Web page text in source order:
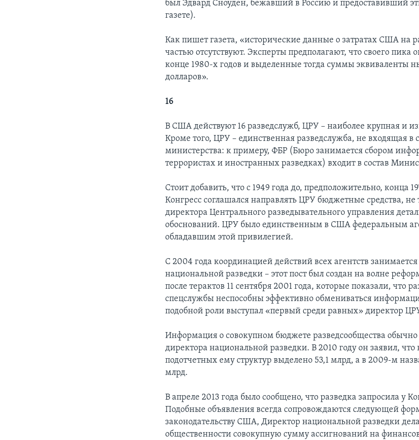
был Эдвард Сноуден, бежавший в Россию и предоставивший
газете).
Как пишет газета, «исторические данные о затратах США на
частью отсутствуют. Эксперты предполагают, что своего пика
конце 1980-х годов и выделенные тогда суммы эквиваленты
долларов».
16
В США действуют 16 разведслужб, ЦРУ – наиболее крупная и
Кроме того, ЦРУ – единственная разведслужба, не входящая в
министерства: к примеру, ФБР (Бюро занимается сбором
террористах и иностранных разведках) входит в состав
Стоит добавить, что с 1949 года до, предположительно, конца
Конгресс соглашался направлять ЦРУ бюджетные средства, не
директора Центрального разведывательного управления
обоснований. ЦРУ было единственным в США федеральным
обладавшим этой привилегией.
С 2004 года координацией действий всех агентств
национальной разведки – этот пост был создан на волне
после терактов 11 сентября 2001 года, которые показали, что
спецслужбы неспособны эффективно обмениваться
подобной роли выступал «первый среди равных» директор
Информация о совокупном бюджете разведсообщества
директора национальной разведки. В 2010 году он заявил, что
подотчетных ему структур выделено 53,1 млрд, а в 2009-м
млрд.
В апреле 2013 года было сообщено, что разведка запросила у
Подобные объявления всегда сопровождаются следующей
законодательству США, Директор национальной разведки
общественности совокупную сумму ассигнований на